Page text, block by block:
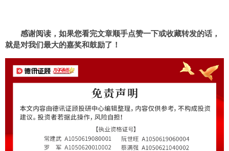
感谢阅读 ，如果您看完文章顺手点赞一下或收藏转发的话，
就是对我们最大的嘉奖和鼓励了！